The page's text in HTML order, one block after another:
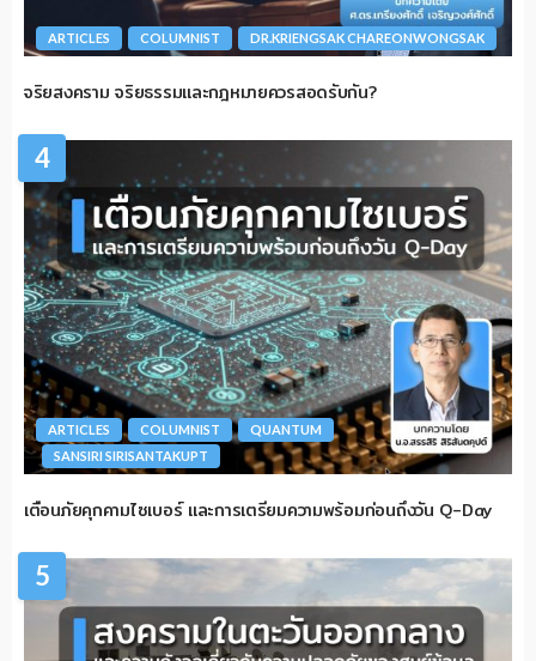
ARTICLES COLUMNIST DR.KRIENGSAK CHAREONWONGSAK
จริยสงคราม จริยธรรมและกฎหมายควรสอดรับกัน?
4
ARTICLES COLUMNIST
QUANTUM
SANSIRI SIRISANTAKUPT
เตือนภัยคุกคามไซเบอร์ และการเตรียมความพร้อมก่อนถึงวัน Q-Day
5